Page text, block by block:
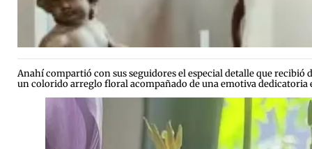
Anahí compartió con sus seguidores el especial detalle que
un colorido arreglo floral acompañado de una emotiva dedicatoria